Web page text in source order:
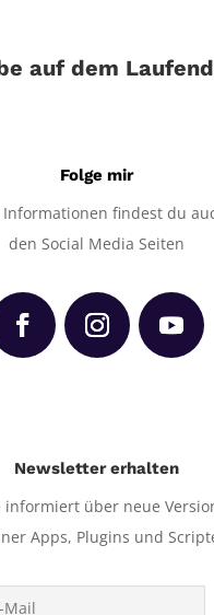
auf dem
Folge mir
Informationen findest du
den Social Media Seiten
Newsletter erhalten
informiert über neue
Apps, Plugins und